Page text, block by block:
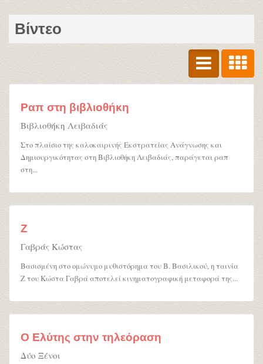
Βίντεο
Ραπ στη βιβλιοθήκη
Βιβλιοθήκη Λειβαδιάς
Στο πλαίσιο της καλοκαιρινής Εκστρατείας Ανάγνωσης και
Δημιουργικότητας στη Βιβλιοθήκη Λειβαδιάς, παράγεται ραπ
στη...
Ζ
Γαβράς Κώστας
Βασισμένη στο ομώνυμο μυθιστόρημα του Β. Βασιλικού, η ταινία
Ζ του Κώστα Γαβρά αποτελεί κινηματογραφική μεταφορά της...
Ο Ελύτης στην τηλεόραση
Δύο Ξένοι